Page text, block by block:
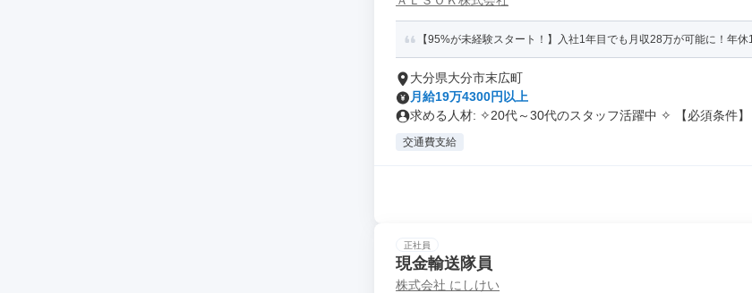
【95%が未経験スタート！】入社1年目でも月収28万が可能に！年
大分県大分市末広町
月給19万4300円以上
求める人材: ✧20代～30代のスタッフ活躍中 ✧ 【必須条件】
交通費支給
正社員
現金輸送隊員
株式会社 にしけい